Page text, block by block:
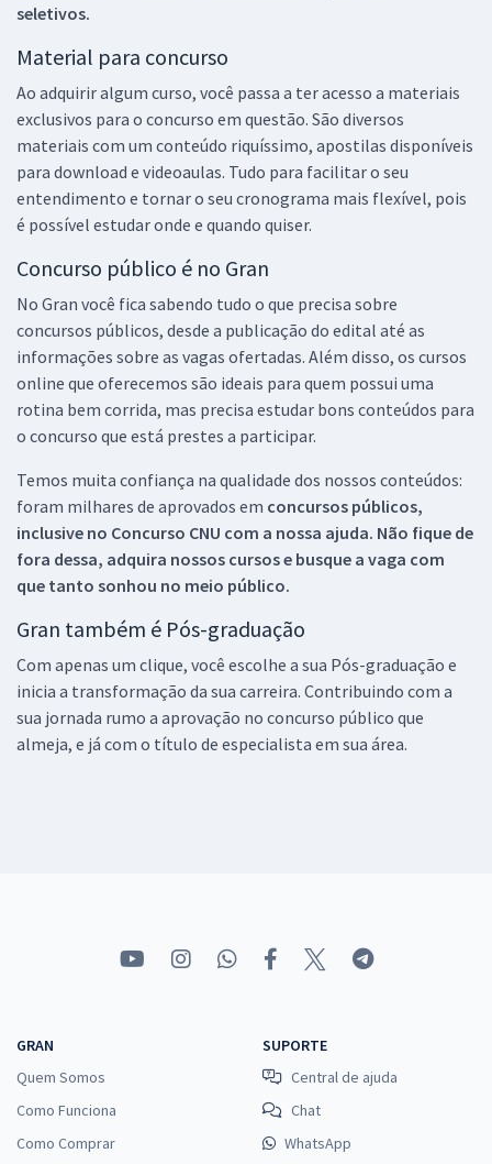
seletivos.
Material para concurso
Ao adquirir algum curso, você passa a ter acesso a materiais
exclusivos para o concurso em questão. São diversos
materiais com um conteúdo riquíssimo, apostilas disponíveis
para download e videoaulas. Tudo para facilitar o seu
entendimento e tornar o seu cronograma mais flexível, pois
é possível estudar onde e quando quiser.
Concurso público é no Gran
No Gran você fica sabendo tudo o que precisa sobre
concursos públicos, desde a publicação do edital até as
informações sobre as vagas ofertadas. Além disso, os cursos
online que oferecemos são ideais para quem possui uma
rotina bem corrida, mas precisa estudar bons conteúdos para
o concurso que está prestes a participar.
Temos muita confiança na qualidade dos nossos conteúdos:
foram milhares de aprovados em concursos públicos,
inclusive no Concurso CNU com a nossa ajuda. Não fique de
fora dessa, adquira nossos cursos e busque a vaga com
que tanto sonhou no meio público.
Gran também é Pós-graduação
Com apenas um clique, você escolhe a sua Pós-graduação e
inicia a transformação da sua carreira. Contribuindo com a
sua jornada rumo a aprovação no concurso público que
almeja, e já com o título de especialista em sua área.
GRAN
Quem Somos
Como Funciona
Como Comprar
SUPORTE
Central de ajuda
Chat
WhatsApp